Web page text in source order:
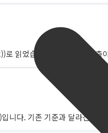
로 읽었습니다. 즉 계절 중심축
니다. 기존 기준과 달라진 지